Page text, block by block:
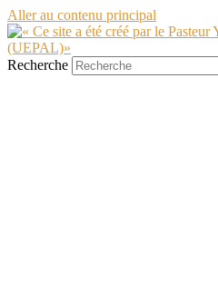
Aller au contenu principal
Recherche